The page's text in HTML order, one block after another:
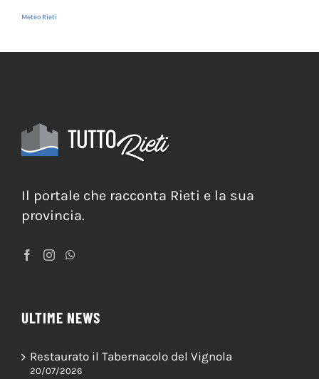
Il portale che racconta Rieti e la sua
provincia.
ULTIME NEWS